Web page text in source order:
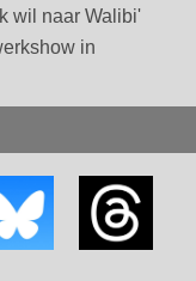
wil naar Walibi'
in